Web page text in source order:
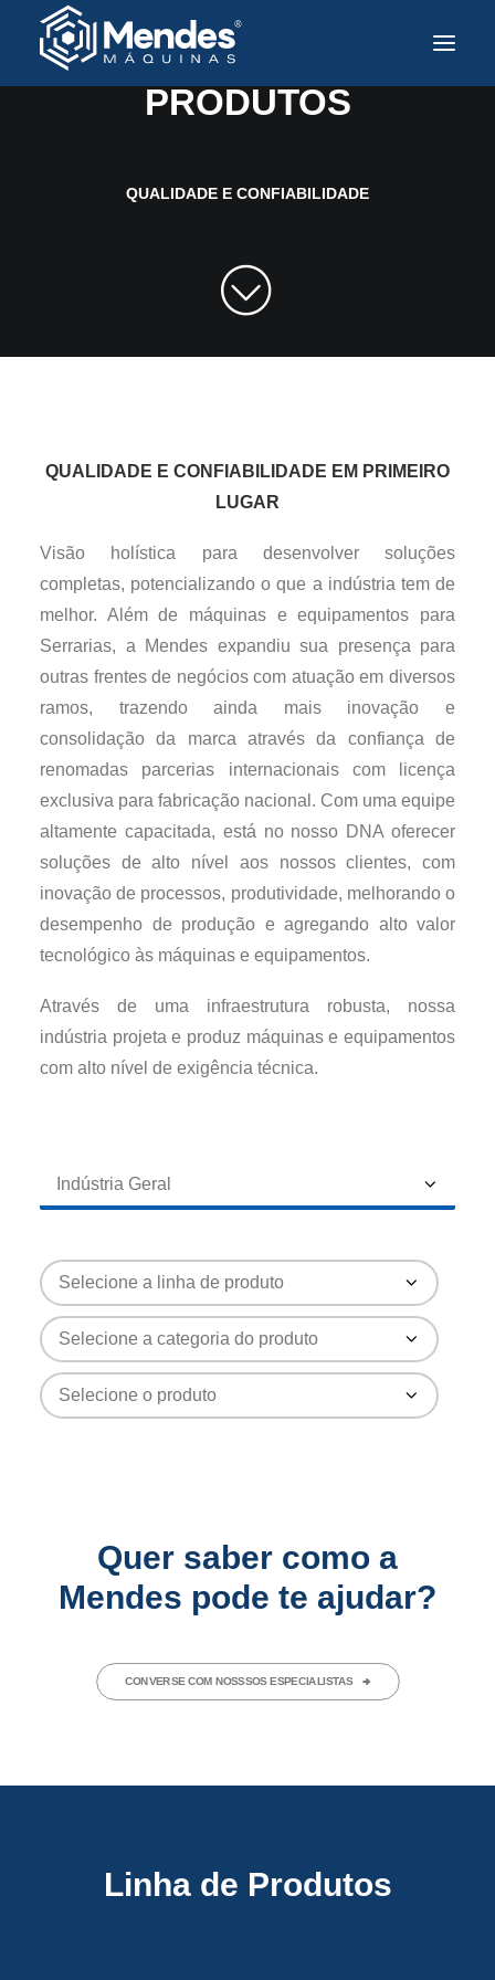
Produtos
Assistência Técnica
Mercados Atendidos
PARA TODAS AS INDÚSTRIAS
PRODUTOS
QUALIDADE E CONFIABILIDADE
QUALIDADE E CONFIABILIDADE EM PRIMEIRO
LUGAR
Visão holística para desenvolver soluções
completas, potencializando o que a indústria tem de
melhor. Além de máquinas e equipamentos para
Serrarias, a Mendes expandiu sua presença para
outras frentes de negócios com atuação em diversos
ramos, trazendo ainda mais inovação e
consolidação da marca através da confiança de
renomadas parcerias internacionais com licença
exclusiva para fabricação nacional. Com uma equipe
altamente capacitada, está no nosso DNA oferecer
soluções de alto nível aos nossos clientes, com
inovação de processos, produtividade, melhorando o
desempenho de produção e agregando alto valor
tecnológico às máquinas e equipamentos.
Através de uma infraestrutura robusta, nossa
indústria projeta e produz máquinas e equipamentos
com alto nível de exigência técnica.
Quer saber como a
Mendes pode te ajudar?
CONVERSE COM NOSSSOS ESPECIALISTAS
Linha de Produtos